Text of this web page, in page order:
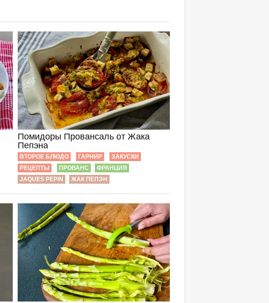
Помидоры Провансаль от Жака
Пепэна
ВТОРОЕ БЛЮДО ГАРНИР
ЗАКУСКИ
РЕЦЕПТЫ
ПРОВАНС
ФРАНЦИЯ
JAQUES PEPIN
ЖАК ПЕПЭН